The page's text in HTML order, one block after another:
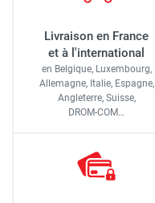
Livraison en France
et à l'international
en Belgique, Luxembourg,
Allemagne, Italie, Espagne,
Angleterre, Suisse,
DROM-COM…